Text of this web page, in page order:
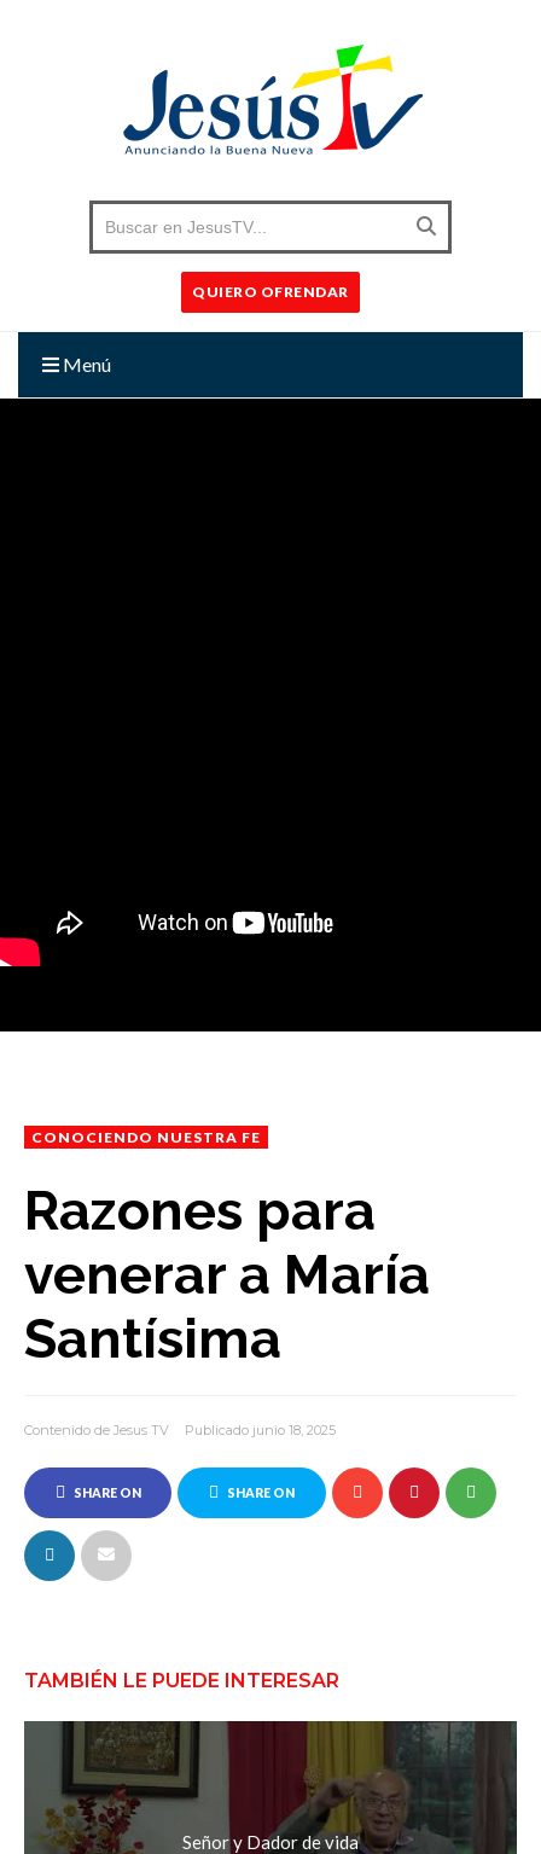
QUIERO OFRENDAR
Menú
CONOCIENDO NUESTRA FE
Razones para
venerar a María
Santísima
Contenido de Jesus TV Publicado junio 18, 2025
SHARE ON
FACEBOOK
SHARE ON
TAMBIÉN LE PUEDE INTERESAR
Señor y Dador de vida